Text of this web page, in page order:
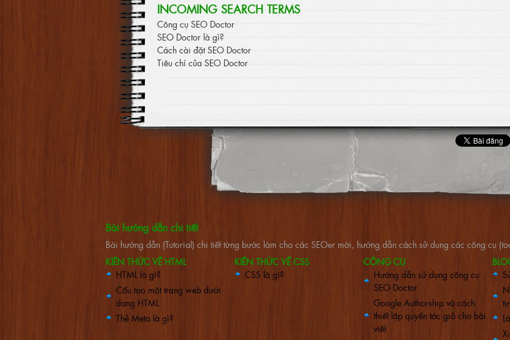
INCOMING SEARCH TERMS
Công cụ SEO Doctor
SEO Doctor là gì?
Cách cài đặt SEO Doctor
Tiêu chí của SEO Doctor
Bài hướng dẫn chi tiết
Bài hướng dẫn (Tutorial) chi tiết từng bước làm cho các SEOer mới, hướng dẫn cách sử dụng các công cụ
KIẾN THỨC VỀ HTML
HTML là gì?
Cấu tạo một trang web dưới
dạng HTML
Thẻ Meta là gì?
KIẾN THỨC VỀ CSS
CSS là gì?
CÔNG CỤ
Hướng dẫn sử dụng công cụ
SEO Doctor
Google Authorship và cách
thiết lập quyền tác giả cho bài
viết